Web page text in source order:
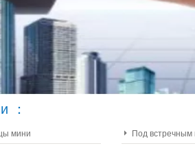
：
мини Под встречным